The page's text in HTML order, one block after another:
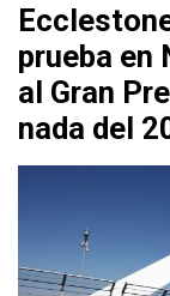
prueba en
al Gran
nada del